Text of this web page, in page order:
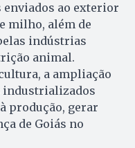
ao exterior
milho, além de
indústrias
animal.
a ampliação
industrializados
produção, gerar
de Goiás no